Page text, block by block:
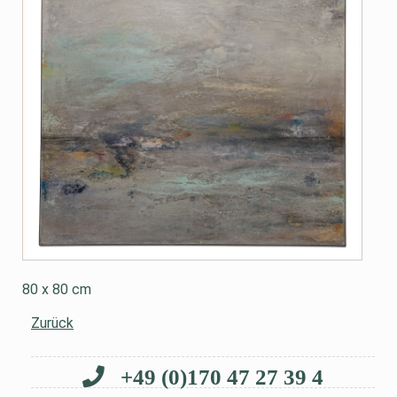
80 x 80 cm
Zurück
+49 (0)170 47 27 39 4